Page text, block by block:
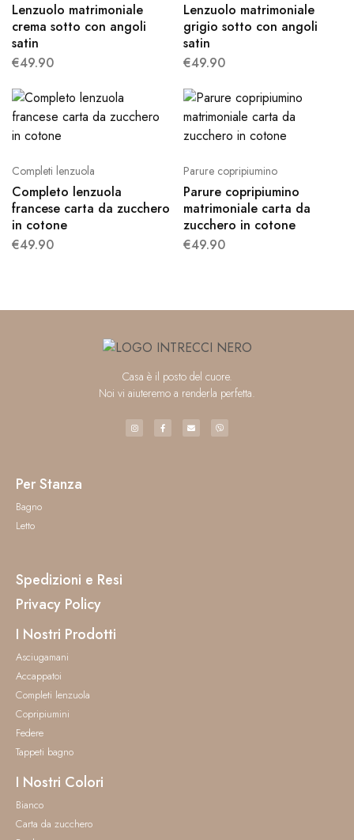
Lenzuolo matrimoniale
crema sotto con angoli
satin
€49.90
Lenzuolo matrimoniale
grigio sotto con angoli
satin
€49.90
Completi lenzuola
Completo lenzuola
francese carta da zucchero
in cotone
€49.90
Parure copripiumino
Parure copripiumino
matrimoniale carta da
zucchero in cotone
€49.90
Casa è il posto del cuore.
Noi vi aiuteremo a renderla perfetta.
Per Stanza
Bagno
Letto
Spedizioni e Resi
Privacy Policy
I Nostri Prodotti
Asciugamani
Accappatoi
Completi lenzuola
Copripiumini
Federe
Tappeti bagno
I Nostri Colori
Bianco
Carta da zucchero